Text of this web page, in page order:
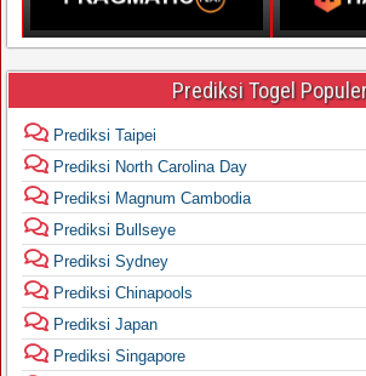
Prediksi Togel
Prediksi Taipei
Prediksi North Carolina Day
Prediksi Magnum Cambodia
Prediksi Bullseye
Prediksi Sydney
Prediksi Chinapools
Prediksi Japan
Prediksi Singapore